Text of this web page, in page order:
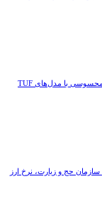
برای کارهای تدوین و طراحی، واقعاً سری ProArt اختلاف محسوسی با مدل‌های TUF
سازمان حج و زیارت، نرخ ارز